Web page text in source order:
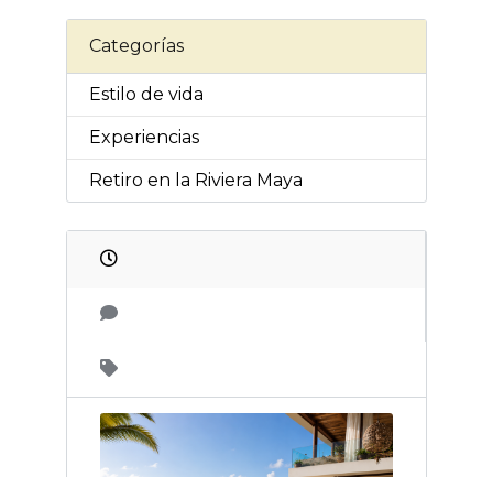
Categorías
Estilo de vida
Experiencias
Retiro en la Riviera Maya